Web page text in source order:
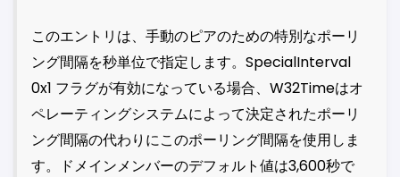
このエントリは、手動のピアのための特別なポーリ
ング間隔を秒単位で指定します。SpecialInterval
0x1 フラグが有効になっている場合、W32Timeはオ
ペレーティングシステムによって決定されたポーリ
ング間隔の代わりにこのポーリング間隔を使用しま
す。ドメインメンバーのデフォルト値は3,600秒で